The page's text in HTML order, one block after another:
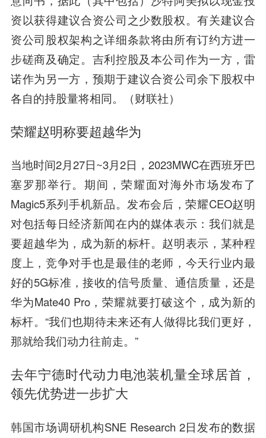
资以获得建议合资公司之少数股权。有关建议合
资公司股权架构之详细条款将由所有订约方进一
步磋商及确定。吉利控股及本公司作为一方，雷
诺作为另一方，预期于建议合资公司余下股权中
各自的持股量将相同。（财联社）
荣耀赵明称要超越华为
当地时间2月27日~3月2日，2023MWC在西班牙巴
塞罗那举行。期间，荣耀面对海外市场发布了
Magic5系列手机新品。发布会后，荣耀CEO赵明
对包括每日经济新闻在内的媒体表示：我们就是
要超越华为，成为新的标杆。赵明表示，某种程
度上，竞争对手也是最佳的老师，今天行业内最
好的5G标准，接收的信号质量、通信质量，还是
华为Mate40 Pro，荣耀就要打破这个，成为新的
标杆。“我们也期待未来还有人做得比我们更好，
那就给我们动力往前走。”
去年宁德时代动力电池装机量全球居首，
领先优势进一步扩大
韩国市场调研机构SNE Research 2日发布的数据